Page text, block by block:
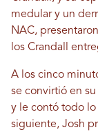
medular y un
NAC,
los Crandall
A los cinco
se convirtió en
y le contó todo lo
siguiente, Josh